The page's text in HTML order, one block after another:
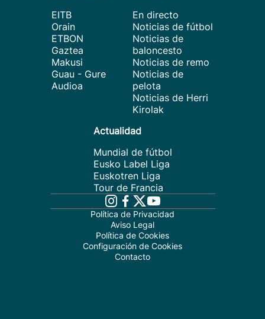
EITB
Orain
ETBON
Gaztea
Makusi
Guau - Gure
Audioa
En directo
Noticias de fútbol
Noticias de
baloncesto
Noticias de remo
Noticias de
pelota
Noticias de Herri
Kirolak
Actualidad
Mundial de fútbol
Eusko Label Liga
Euskotren Liga
Tour de Francia
Política de Privacidad
Aviso Legal
Política de Cookies
Configuración de Cookies
Contacto